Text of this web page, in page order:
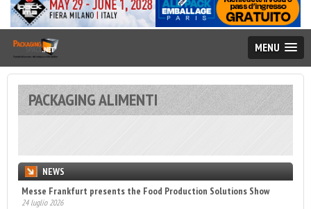
MENU
PACKAGING ALIMENTI
NEWS
Messe Frankfurt presents the Food Production Solutions Show
24 luglio 2026